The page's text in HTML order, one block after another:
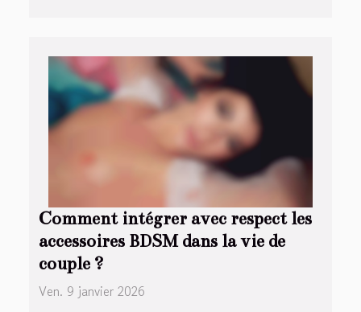
Comment intégrer avec respect les
accessoires BDSM dans la vie de
couple ?
Ven. 9 janvier 2026